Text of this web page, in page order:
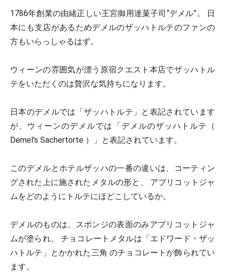
1786年創業の由緒正しい王宮御用達菓子司“デメル”。 日
本にも支店があるためデメルのザッハトルテのファンの
方もいらっしゃるはず。
ウィーンの雰囲気が漂う原宿クエスト本店でザッハトル
テをいただくのは贅沢な気持ちになります。
日本のデメルでは「ザッハトルテ」と表記されています
が、ウィーンのデメルでは「デメルのザッハトルテ（
Demel's Sachertorte ）」と表記されています。
このデメルとホテルザッハの一番の違いは、コーティン
グされた上に施されたメタルの形と、 アプリコットジャ
ムをどのようにトルテにほどこしているか。
デメルのものは、スポンジの表面のみアプリコットジャ
ムが塗られ、 チョコレートメタルは「エドワード・ザッ
ハトルテ」とかかれた三角 のチョコレートが飾られてい
ます。